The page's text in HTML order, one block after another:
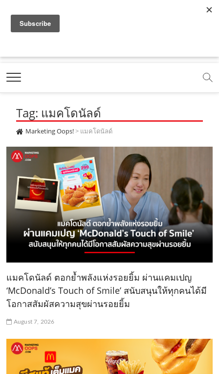
a
e
b
o
o
k
.
c
o
m
o
t
b
e
.
c
m
.
o
e
m
e
t
g
r
a
m
.
c
o
m
t
k
.
c
o
m
Marketing Oops!
DIGITAL | CREATIVE | ADVERTISING | CAMPAIGN |
Tag: แมคโดนัลด์
Marketing Oops!> แมคโดนัลด์
แมคโดนัลด์ ตอกย้ำพลังแห่งรอยยิ้ม ผ่านแคมเปญ
‘McDonald’s Touch of Smile’ สนับสนุนให้ทุกคนได้มี
โอกาสสัมผัสความสุขผ่านรอยยิ้ม
August 7, 2026